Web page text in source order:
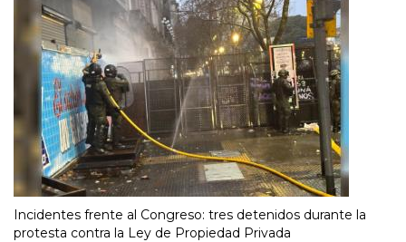
Incidentes frente al Congreso: tres detenidos durante la
protesta contra la Ley de Propiedad Privada